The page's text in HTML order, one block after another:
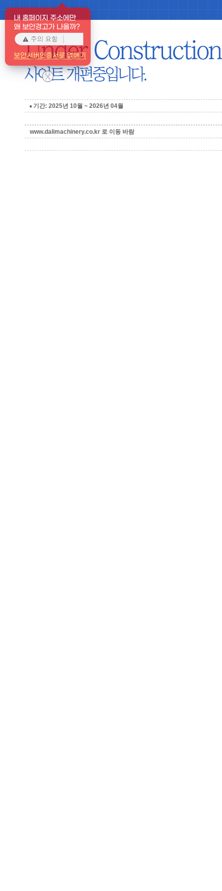
내 홈페이지 주소에만
왜 보안경고가 나올까?
보안서버인증서로 없애기
X
기간: 2025년 10월 ~ 2026년 04월
www.dalimachinery.co.kr 로 이동 바람